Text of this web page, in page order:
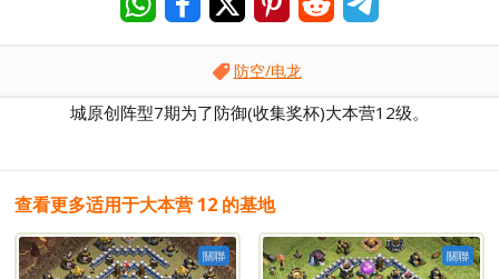
防空/电龙
城原创阵型7期为了防御(收集奖杯)大本营12级。
查看更多适用于大本营 12 的基地
關聯 關聯